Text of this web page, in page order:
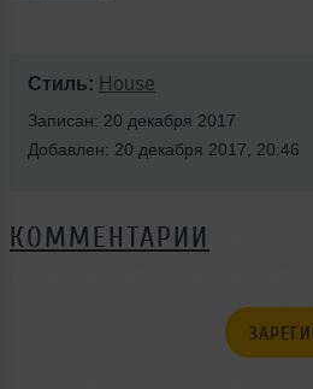
Стиль: House
Записан: 20 декабря 2017
Добавлен: 20 декабря 2017, 20:46
КОММЕНТАРИИ